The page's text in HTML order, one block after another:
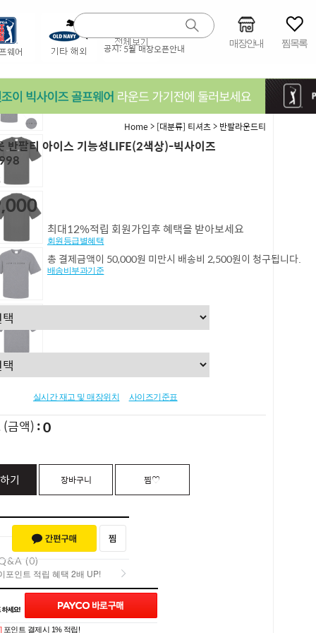
공지:5월 매장오픈안내 매장안내 찜목록
Home> [대분류] 티셔츠> 반팔라운드티
반팔티 아이스 기능성LIFE(2색상)-빅사이즈
최대12%적립 회원가입후 혜택을 받아보세요
회원등급별혜택
총 결제금액이 50,000원 미만시 배송비 2,500원이 청구됩니다.
배송비부과기준
실시간 재고 및 매장위치 사이즈기준표
(금액) 0
기 장바구니 찜♡
포인트 적립 혜택 2배 UP!
포인트 적립 혜택 2배 UP!
포인트 결제시 1% 적립!
(0)